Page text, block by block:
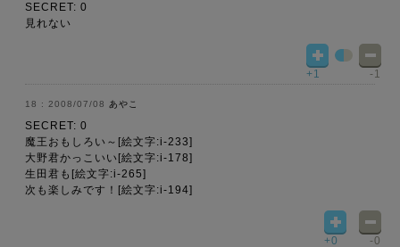
SECRET: 0
見れない
+1 -1
2008/07/08 あやこ
SECRET: 0
魔王おもしろい～[絵文字:i-233]
大野君かっこいい[絵文字:i-178]
生田君も[絵文字:i-265]
次も楽しみです！[絵文字:i-194]
+0 -0